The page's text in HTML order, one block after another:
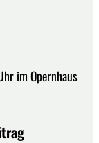
im Opernhaus